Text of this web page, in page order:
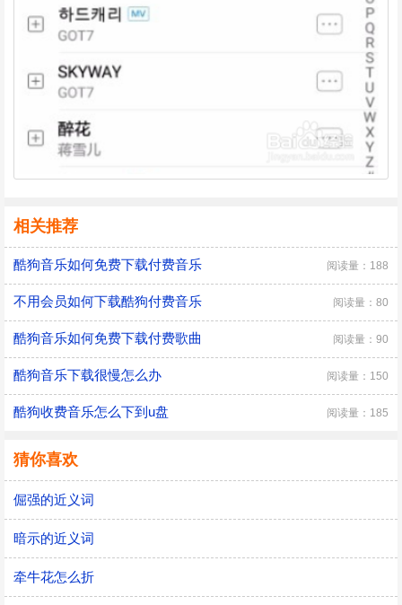
相关推荐
酷狗音乐如何免费下载付费音乐 阅读量：188
不用会员如何下载酷狗付费音乐 阅读量：80
酷狗音乐如何免费下载付费歌曲 阅读量：90
酷狗音乐下载很慢怎么办 阅读量：150
酷狗收费音乐怎么下到u盘 阅读量：185
猜你喜欢
倔强的近义词
暗示的近义词
牵牛花怎么折